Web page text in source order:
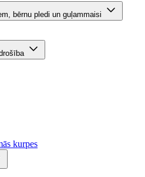
bērnu pledi un guļammaisi
kurpes